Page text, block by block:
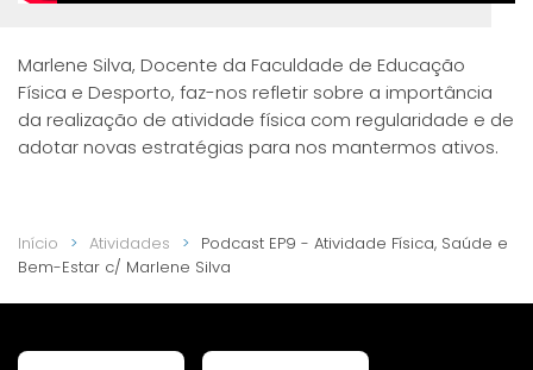
Marlene Silva, Docente da Faculdade de Educação
Física e Desporto, faz-nos refletir sobre a importância
da realização de atividade física com regularidade e de
adotar novas estratégias para nos mantermos ativos.
Início Atividades
Podcast EP9 - Atividade Física, Saúde e
Bem-Estar c/ Marlene Silva